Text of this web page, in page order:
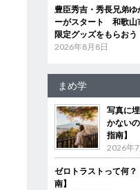
豊臣秀吉・秀長兄弟
ーがスタート 和歌山
限定グッズをもらおう
2026年8月8日
まめ学
写真に
かない
指南】
2026年
ゼロトラストって何
南】